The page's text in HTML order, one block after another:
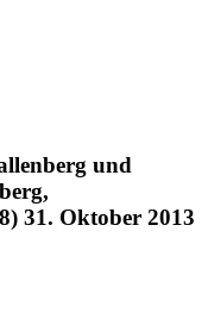
und
31. Oktober 2013